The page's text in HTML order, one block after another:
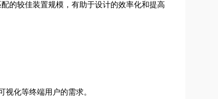
的较佳装置规模，有助于设计的效率化和提高
化等终端用户的需求。